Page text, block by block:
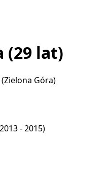
(29 lat)
Góra)
- 2015)